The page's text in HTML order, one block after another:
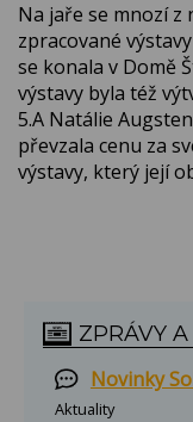
Na jaře se mnozí z
zpracované
se konala v Domě
výstavy byla též
5.A Natálie
převzala cenu za
výstavy, který její
ZPRÁVY
Novinky
Aktuality